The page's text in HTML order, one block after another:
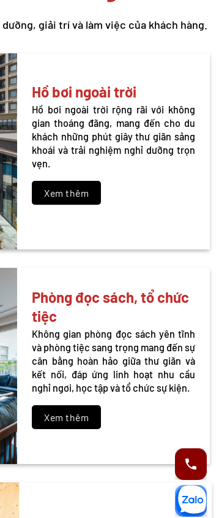
giải trí và làm việc của khách hàng.
Hồ bơi ngoài trời
Hồ bơi ngoài trời rộng rãi với không
gian thoáng đãng, mang đến cho du
khách những phút giây thư giãn sảng
khoái và trải nghiệm nghỉ dưỡng trọn
vẹn.
Xem thêm
Phòng đọc sách, tổ chức
tiệc
Không gian phòng đọc sách yên tĩnh
và phòng tiệc sang trọng mang đến sự
cân bằng hoàn hảo giữa thư giãn và
kết nối, đáp ứng linh hoạt nhu cầu
nghỉ ngơi, học tập và tổ chức sự kiện.
Xem thêm